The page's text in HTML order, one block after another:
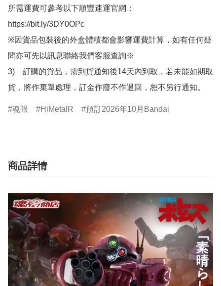
所需運費可參考以下順豐速運官網：
https://bit.ly/3DY0OPc
※因貨品包裝後的外盒體積都會影響運費計算，如有任何疑
問亦可先以訊息聯絡我們客服查詢※
3)　訂購的貨品，需到貨通知後14天內到取，若未能如期取
貨，將作棄單處理，訂金作廢不作退回，恕不另行通知。
魂限 HiMetalR 預訂2026年10月Bandai
商品詳情